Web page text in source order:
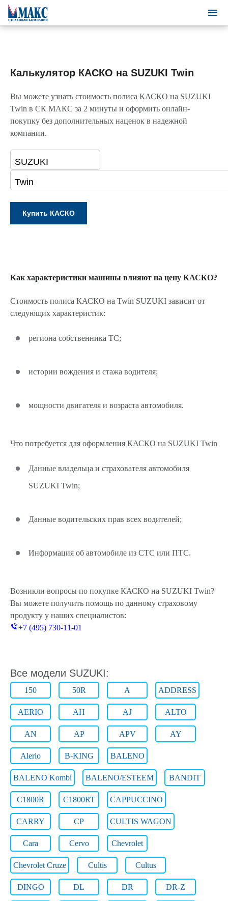
Калькулятор КАСКО на SUZUKI Twin
Вы можете узнать стоимость полиса КАСКО на SUZUKI
Twin в СК МАКС за 2 минуты и оформить онлайн-
покупку без дополнительных наценок в надежной
компании.
Как характеристики машины влияют на цену КАСКО?
Стоимость полиса КАСКО на Twin SUZUKI зависит от
следующих характеристик:
региона собственника ТС;
истории вождения и стажа водителя;
мощности двигателя и возраста автомобиля.
Что потребуется для оформления КАСКО на SUZUKI Twin
Данные владельца и страхователя автомобиля
SUZUKI Twin;
Данные водительских прав всех водителей;
Информация об автомобиле из СТС или ПТС.
Возникли вопросы по покупке КАСКО на SUZUKI Twin?
Вы можете получить помощь по данному страховому
продукту у наших специалистов:
+7 (495) 730-11-01
Все модели SUZUKI:
150 50R A ADDRESS
AERIO AH AJ ALTO
AN AP APV AY
Alerio B-KING BALENO
BALENO Kombi BALENO/ESTEEM BANDIT
C1800R C1800RT CAPPUCCINO
CARRY CP CULTIS WAGON
Cara Cervo Chevrolet
Chevrolet Cruze Cultis Cultus
DINGO DL DR DR-Z